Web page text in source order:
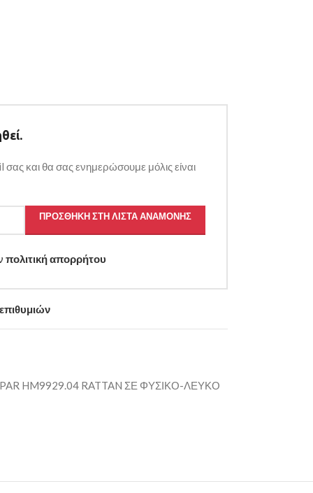
και θα σας ενημερώσουμε μόλις είναι
ΠΡΟΣΘΉΚΗ ΣΤΗ ΛΊΣΤΑ ΑΝΑΜΟΝΉΣ
πολιτική απορρήτου
HM9929.04 RATTAN ΣΕ ΦΥΣΙΚΟ-ΛΕΥΚΟ